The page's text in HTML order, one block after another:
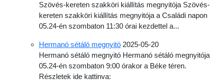
Szövés-kereten szakköri kiállítás megnyitója Szövés-
kereten szakköri kiállítás megnyitója a Családi napon
05.24-én szombaton 11:30 órai kezdettel a...
Hermanó sétáló megnyitó 2025-05-20
Hermanó sétáló megnyitó Hermanó sétáló megnyitója
05.24-én szombaton 9:00 órakor a Béke téren.
Részletek ide kattinva: